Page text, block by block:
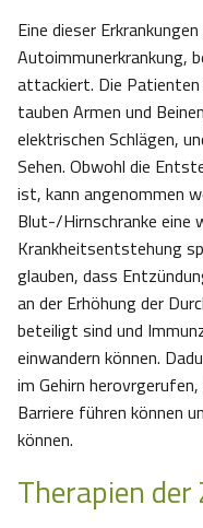
Eine dieser
Autoimmunerkrankung,
attackiert. Die
tauben Armen und
elektrischen Schlägen,
Sehen. Obwohl die
ist, kann angenommen
Blut-/Hirnschranke eine
Krankheitsentstehung
glauben, dass
an der Erhöhung der
beteiligt sind und
einwandern können.
im Gehirn
Barriere führen können
können.
Therapien